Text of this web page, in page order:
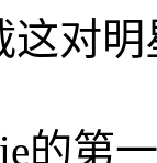
这对
的第